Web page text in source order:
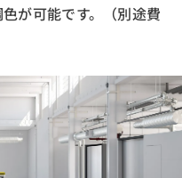
が可能です。（別途費